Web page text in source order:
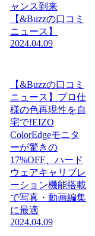
ャンス到来
【&Buzzの口コミ
ニュース】
2024.04.09
【&Buzzの口コミ
ニュース】プロ仕
様の色再現性を自
宅で!EIZO
ColorEdgeモニタ
ーが驚きの
17%OFF、ハード
ウェアキャリブレ
ーション機能搭載
で写真・動画編集
に最適
2024.04.09